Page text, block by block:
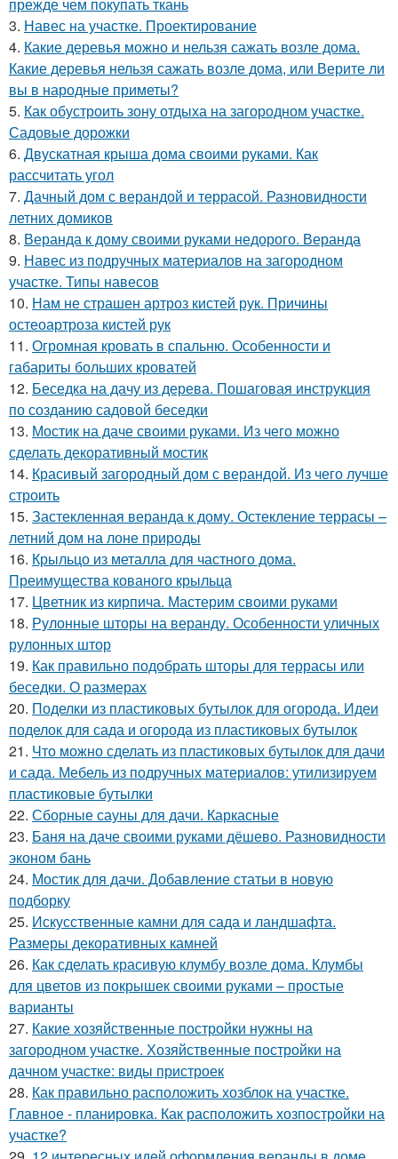
прежде чем покупать ткань
3. Навес на участке. Проектирование
4. Какие деревья можно и нельзя сажать возле дома.
Какие деревья нельзя сажать возле дома, или Верите ли
вы в народные приметы?
5. Как обустроить зону отдыха на загородном участке.
Садовые дорожки
6. Двускатная крыша дома своими руками. Как
рассчитать угол
7. Дачный дом с верандой и террасой. Разновидности
летних домиков
8. Веранда к дому своими руками недорого. Веранда
9. Навес из подручных материалов на загородном
участке. Типы навесов
10. Нам не страшен артроз кистей рук. Причины
остеоартроза кистей рук
11. Огромная кровать в спальню. Особенности и
габариты больших кроватей
12. Беседка на дачу из дерева. Пошаговая инструкция
по созданию садовой беседки
13. Мостик на даче своими руками. Из чего можно
сделать декоративный мостик
14. Красивый загородный дом с верандой. Из чего лучше
строить
15. Застекленная веранда к дому. Остекление террасы –
летний дом на лоне природы
16. Крыльцо из металла для частного дома.
Преимущества кованого крыльца
17. Цветник из кирпича. Мастерим своими руками
18. Рулонные шторы на веранду. Особенности уличных
рулонных штор
19. Как правильно подобрать шторы для террасы или
беседки. О размерах
20. Поделки из пластиковых бутылок для огорода. Идеи
поделок для сада и огорода из пластиковых бутылок
21. Что можно сделать из пластиковых бутылок для дачи
и сада. Мебель из подручных материалов: утилизируем
пластиковые бутылки
22. Сборные сауны для дачи. Каркасные
23. Баня на даче своими руками дёшево. Разновидности
эконом бань
24. Мостик для дачи. Добавление статьи в новую
подборку
25. Искусственные камни для сада и ландшафта.
Размеры декоративных камней
26. Как сделать красивую клумбу возле дома. Клумбы
для цветов из покрышек своими руками – простые
варианты
27. Какие хозяйственные постройки нужны на
загородном участке. Хозяйственные постройки на
дачном участке: виды пристроек
28. Как правильно расположить хозблок на участке.
Главное - планировка. Как расположить хозпостройки на
участке?